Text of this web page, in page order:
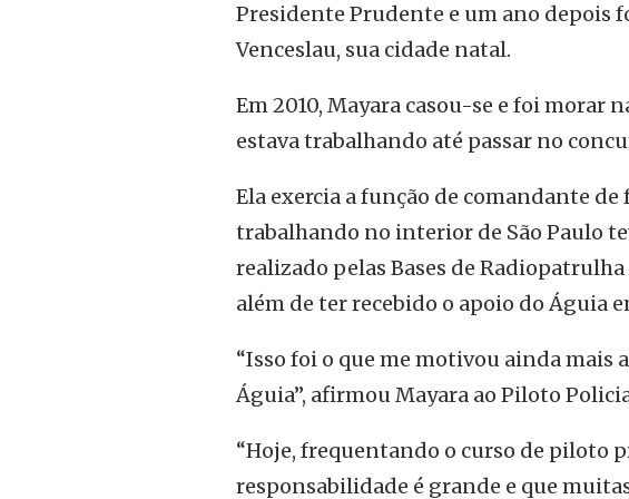
Presidente Prudente e um ano depois
Venceslau, sua cidade natal.
Em 2010, Mayara casou-se e foi morar
estava trabalhando até passar no
Ela exercia a função de comandante
trabalhando no interior de São Paulo
realizado pelas Bases de
além de ter recebido o apoio do Águia
“Isso foi o que me motivou ainda mais
Águia”, afirmou Mayara ao Piloto
“Hoje, frequentando o curso de piloto
responsabilidade é grande e que